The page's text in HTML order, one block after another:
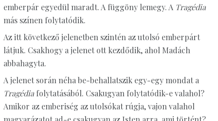
emberpár egyedül maradt. A függöny lemegy. A Tragédia
más színen folytatódik.
Az itt következő jelenetben szintén az utolsó emberpárt
látjuk. Csakhogy a jelenet ott kezdődik, ahol Madách
abbahagyta.
A jelenet során néha be-behallatszik egy-egy mondat a
Tragédiafolytatásából. Csakugyan folytatódik-e valahol?
Amikor az emberiség az utolsókat rúgja, vajon valahol